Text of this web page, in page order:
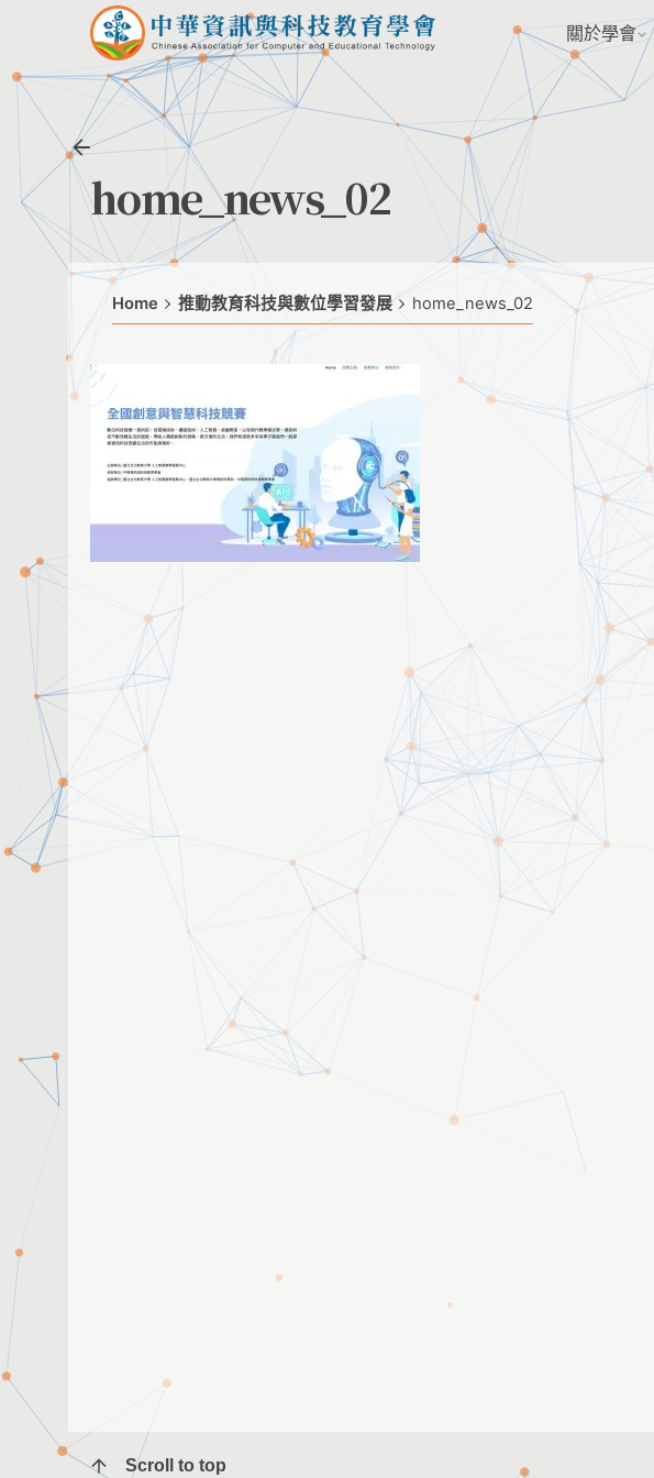
content
關於學會
home_news_02
Home 推動教育科技與數位學習發展 home_news_02
Scroll to top